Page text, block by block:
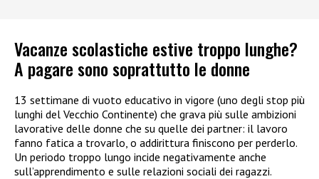
Vacanze scolastiche estive troppo lunghe?
A pagare sono soprattutto le donne
13 settimane di vuoto educativo in vigore (uno degli stop più
lunghi del Vecchio Continente) che grava più sulle ambizioni
lavorative delle donne che su quelle dei partner: il lavoro
fanno fatica a trovarlo, o addirittura finiscono per perderlo.
Un periodo troppo lungo incide negativamente anche
sull’apprendimento e sulle relazioni sociali dei ragazzi.